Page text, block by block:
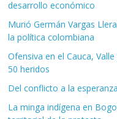
desarrollo económico
Murió Germán Vargas
la política colombiana
Ofensiva en el Cauca,
50 heridos
Del conflicto a la
La minga indígena en